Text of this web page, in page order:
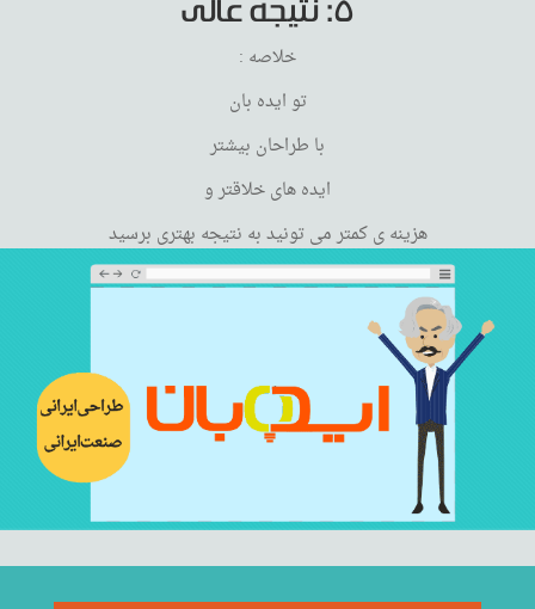
۵: نتیجه عالی
خلاصه :
تو ایده بان
با طراحان بیشتر
ایده های خلاقتر و
هزینه ی کمتر می تونید به نتیجه بهتری برسید